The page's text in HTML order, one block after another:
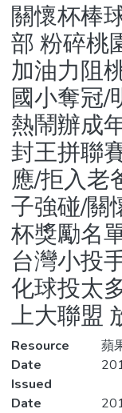
Statistics
關懷杯棒
部 粉碎桃
加油力阻
國小奪冠/
熱鬧辦成
封王拼聯
應/拒入老
子強碰/關
杯獎勵名
台灣小投
化球投太
上大聯盟
Resource
蘋
Date
Issued
Date